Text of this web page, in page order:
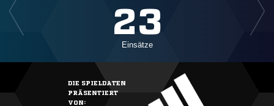
23
Einsätze
DIE SPIELDATEN
PRÄSENTIERT
VON: